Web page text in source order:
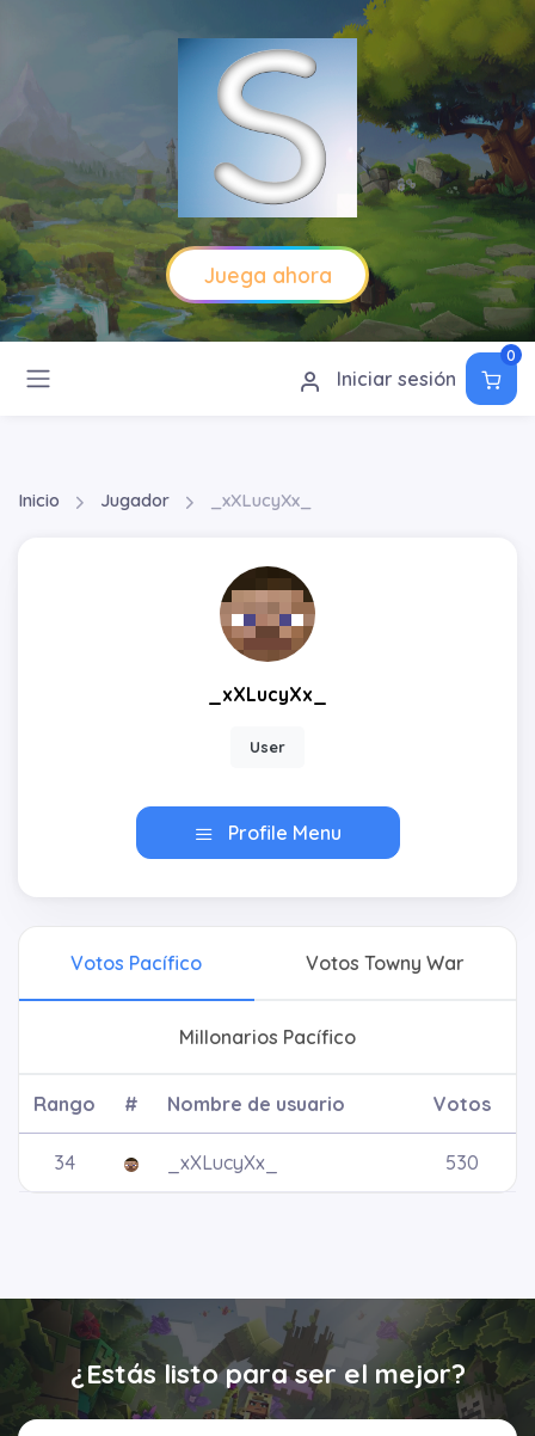
Juega ahora
Iniciar sesión
0
Inicio Jugador _xXLucyXx_
_xXLucyXx_
User
Profile Menu
Votos Pacífico Votos Towny War
Millonarios Pacífico
Rango # Nombre de usuario Votos
34 _xXLucyXx_ 530
¿Estás listo para ser el mejor?